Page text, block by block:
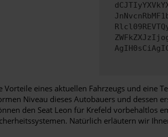
Vorteile eines aktuellen Fahrzeugs und eine
Niveau dieses Autobauers und dessen
den Seat Leon für Krefeld vorbehaltlos
Natürlich erläutern wir